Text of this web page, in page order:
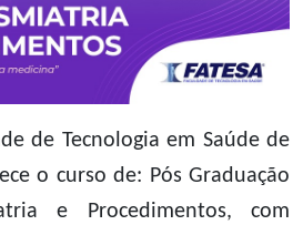
de Tecnologia em Saúde de
o curso de: Pós Graduação
e Procedimentos, com